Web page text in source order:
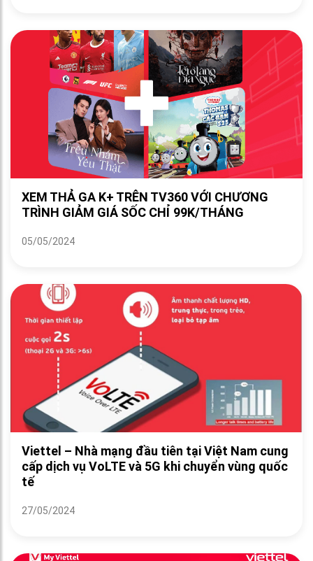
XEM THẢ GA K+ TRÊN TV360 VỚI CHƯƠNG
TRÌNH GIẢM GIÁ SỐC CHỈ 99K/THÁNG
05/05/2024
Viettel – Nhà mạng đầu tiên tại Việt Nam cung
cấp dịch vụ VoLTE và 5G khi chuyển vùng quốc
tế
27/05/2024